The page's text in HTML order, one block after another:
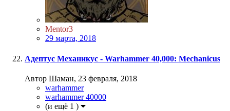
Mentor3
29 марта, 2018
Адептус Механикус - Warhammer 40,000: Mechanicus
Автор Шаман, 23 февраля, 2018
warhammer
warhammer 40000
(и ещё 1 )